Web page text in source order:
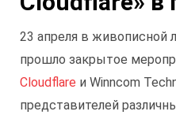
23 апреля в живописной
прошло закрытое
Cloudflare и Winncom
представителей